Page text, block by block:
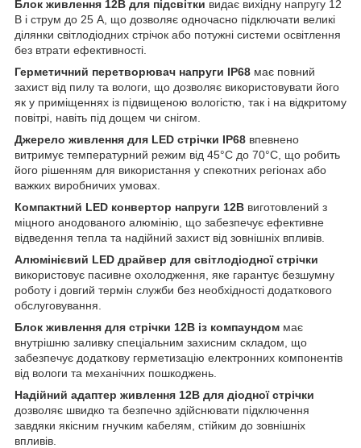
Блок живлення 12В для підсвітки видає вихідну напругу 12
В і струм до 25 А, що дозволяє одночасно підключати великі
ділянки світлодіодних стрічок або потужні системи освітлення
без втрати ефективності.
Герметичний перетворювач напруги IP68 має повний
захист від пилу та вологи, що дозволяє використовувати його
як у приміщеннях із підвищеною вологістю, так і на відкритому
повітрі, навіть під дощем чи снігом.
Джерело живлення для LED стрічки IP68 впевнено
витримує температурний режим від 45°C до 70°C, що робить
його рішенням для використання у спекотних регіонах або
важких виробничих умовах.
Компактний LED конвертор напруги 12В виготовлений з
міцного анодованого алюмінію, що забезпечує ефективне
відведення тепла та надійний захист від зовнішніх впливів.
Алюмінієвий LED драйвер для світлодіодної стрічки
використовує пасивне охолодження, яке гарантує безшумну
роботу і довгий термін служби без необхідності додаткового
обслуговування.
Блок живлення для стрічки 12В із компаундом має
внутрішню заливку спеціальним захисним складом, що
забезпечує додаткову герметизацію електронних компонентів
від вологи та механічних пошкоджень.
Надійний адаптер живлення 12В для діодної стрічки
дозволяє швидко та безпечно здійснювати підключення
завдяки якісним гнучким кабелям, стійким до зовнішніх
впливів.